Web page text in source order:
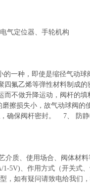
气定位器、手轮机构
一种，即使是缩径气动
氟乙烯等弹性材料制成
不做升降运动，阀杆的填
擦损失小，故气动球阀
确保阀杆密封。 7、 防
介质、使用场合、阀体材
5V)、作用方式（开关式、
如有疑问请致电给我们